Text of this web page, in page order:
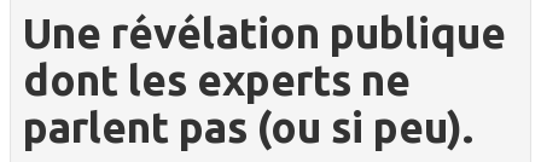
Une révélation publique
dont les experts ne
parlent pas (ou si peu).